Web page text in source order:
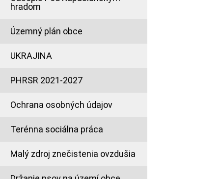
hradom
Územný plán obce
UKRAJINA
PHRSR 2021-2027
Ochrana osobných údajov
Terénna sociálna práca
Malý zdroj znečistenia ovzdušia